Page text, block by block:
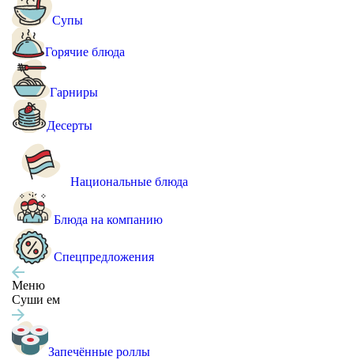
Супы
Горячие блюда
Гарниры
Десерты
Национальные блюда
Блюда на компанию
Спецпредложения
Меню
Суши ем
Запечённые роллы